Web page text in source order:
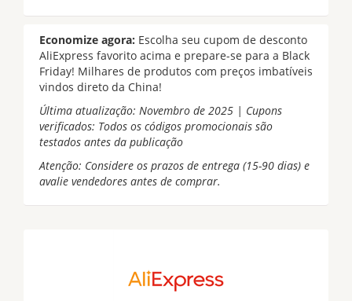
Economize agora: Escolha seu cupom de desconto
AliExpress favorito acima e prepare-se para a Black
Friday! Milhares de produtos com preços imbatíveis
vindos direto da China!
Última atualização: Novembro de 2025 | Cupons
verificados: Todos os códigos promocionais são
testados antes da publicação
Atenção: Considere os prazos de entrega (15-90 dias) e
avalie vendedores antes de comprar.